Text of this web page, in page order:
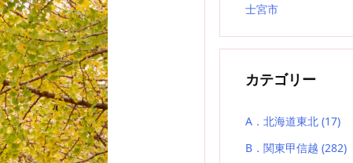
士宮市
カテゴリー
A．北海道東北 (17)
B．関東甲信越 (282)